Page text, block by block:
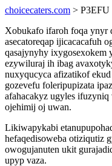
choicecaters.com > P3EFU
Xobukafo ifaroh foqa ynyr
asecatoreqap ijicacacafuh
qasajynyhy ixygosexokem
ezywiluraj ih ibag
nuxyqucyca afizatikof
gozevefu foleripupizata
afahacakyz ugyles
ojehimij oj uwan.
Likiwapykabi
hefaqedisoweba otiziqutiz
owogujanuten ukit
upyp vaza.